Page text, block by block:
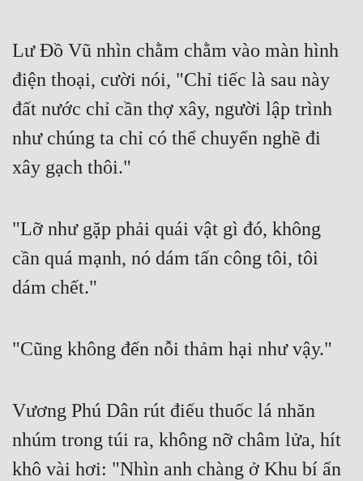
Lư Đồ Vũ nhìn chằm chằm vào màn hình
điện thoại, cười nói, "Chỉ tiếc là sau này
đất nước chỉ cần thợ xây, người lập trình
như chúng ta chỉ có thể chuyển nghề đi
xây gạch thôi."
"Lỡ như gặp phải quái vật gì đó, không
cần quá mạnh, nó dám tấn công tôi, tôi
dám chết."
"Cũng không đến nỗi thảm hại như vậy."
Vương Phú Dân rút điếu thuốc lá nhăn
nhúm trong túi ra, không nỡ châm lửa, hít
khô vài hơi: "Nhìn anh chàng ở Khu bí ẩn